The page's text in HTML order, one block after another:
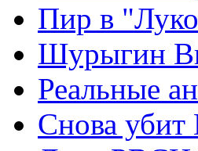
Пир в
Шурыгин
Реальные
Снова убит